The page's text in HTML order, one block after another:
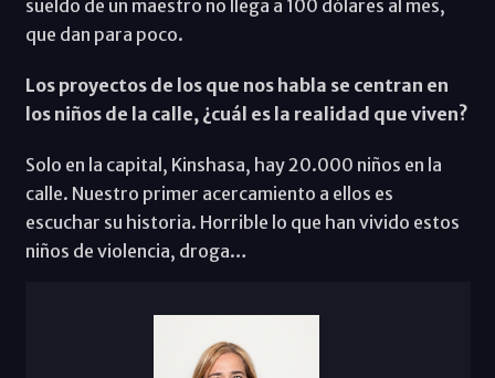
sueldo de un maestro no llega a 100 dólares al mes,
que dan para poco.
Los proyectos de los que nos habla se centran en
los niños de la calle, ¿cuál es la realidad que viven?
Solo en la capital, Kinshasa, hay 20.000 niños en la
calle. Nuestro primer acercamiento a ellos es
escuchar su historia. Horrible lo que han vivido estos
niños de violencia, droga…